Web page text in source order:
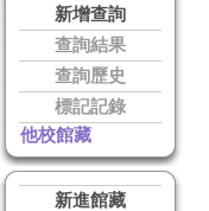
新增查詢
查詢結果
查詢歷史
標記記錄
他校館藏
新進館藏